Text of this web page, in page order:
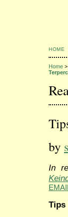
HOME
Home >
by
In
Tips